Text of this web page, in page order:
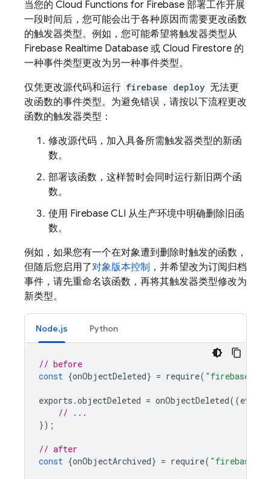
当您的 Cloud Functions for Firebase 部署工作开展
一段时间后，您可能会出于各种原因而需要更改函数
的触发器类型。例如，您可能希望将触发器类型从
Firebase Realtime Database 或 Cloud Firestore 的
一种事件类型更改为另一种事件类型。
仅凭更改源代码和运行 firebase deploy 无法更
改函数的事件类型。为避免错误，请按以下流程更改
函数的触发器类型：
修改源代码，加入具备所需触发器类型的新函
数。
部署该函数，这样暂时会同时运行新旧两个函
数。
使用 Firebase CLI 从生产环境中明确删除旧函
数。
例如，如果您有一个在对象遭到删除时触发的函数，
但随后您启用了对象版本控制 ，并希望改为订阅归档
事件，请先重命名该函数，再将其触发器类型修改为
新类型。
Node.js Python
// before
const {onObjectDeleted} = require( "firebase-
exports .objectDeleted = onObjectDeleted((event
// ...
});
// after
const {onObjectArchived} = require( "firebase-